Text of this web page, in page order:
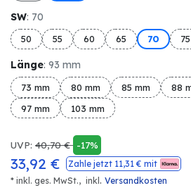
SW: 70
50 55 60 65 70 75
Länge: 93 mm
73 mm 80 mm 85 mm 88
97 mm
103 mm
UVP: 40,70€ -17%
33,92 € Zahle jetzt 11,31€ mit
* inkl. ges. MwSt., inkl . Versandkosten